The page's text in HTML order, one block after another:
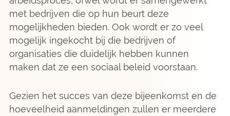
met bedrijven die op hun beurt deze
mogelijkheden bieden. Ook wordt er zo veel
mogelijk ingekocht bij die bedrijven of
organisaties die duidelijk hebben kunnen
maken dat ze een sociaal beleid voorstaan.
Gezien het succes van deze bijeenkomst en de
hoeveelheid aanmeldingen zullen er meerdere